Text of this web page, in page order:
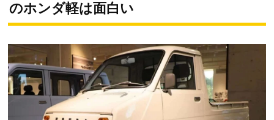
のホンダ軽は面白い